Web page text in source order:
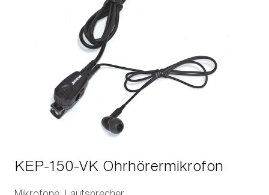
KEP-150-VK Ohrhörermikrofon